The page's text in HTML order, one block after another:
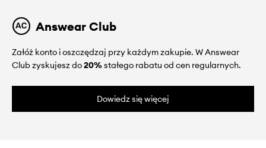
Answear Club
Załóż konto i oszczędzaj przy każdym zakupie. W Answear
Club zyskujesz do20%stałego rabatu od cen regularnych.
Dowiedz się więcej